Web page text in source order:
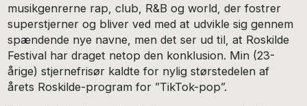
musikgenrerne rap, club, R&B og world, der fostrer
superstjerner og bliver ved med at udvikle sig gennem
spændende nye navne, men det ser ud til, at Roskilde
Festival har draget netop den konklusion. Min (23-
årige) stjernefrisør kaldte for nylig størstedelen af
årets Roskilde-program for ”TikTok-pop”.